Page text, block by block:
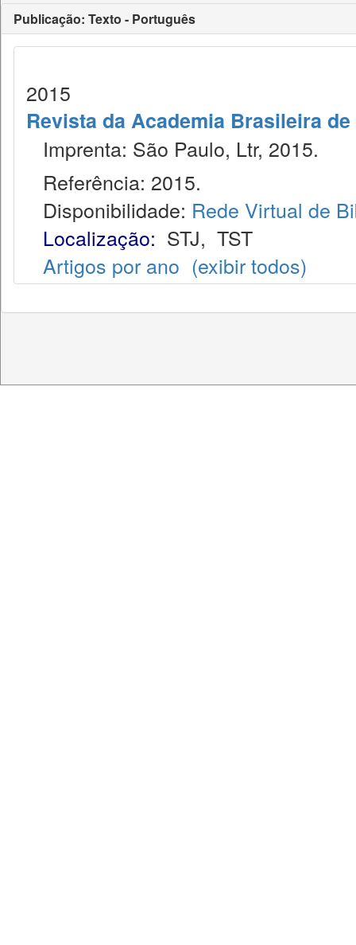
Publicação: Texto - Português
2015
Revista da Academia Brasileira
Imprenta: São Paulo, Ltr, 2015.
Referência: 2015.
Disponibilidade: Rede Virtual de
Localização: STJ, TST
Artigos por ano (exibir todos)